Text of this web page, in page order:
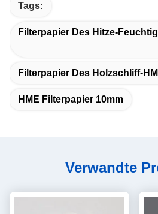
Tags:
Filterpapier Des Hitze-
Filterpapier Des Holzschliff-
HME Filterpapier 10mm
Verwandte